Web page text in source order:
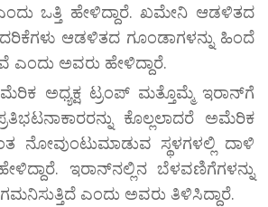
ಒತ್ತಿ ಹೇಳಿದ್ದಾರೆ. ಖಮೇನಿ ಆಡಳಿತದ
ಆಡಳಿತದ ಗೂಂಡಾಗಳನ್ನು ಹಿಂದೆ
ಅವರು ಹೇಳಿದ್ದಾರೆ.
ಅಧ್ಯಕ್ಷ ಟ್ರಂಪ್ ಮತ್ತೊಮ್ಮೆ ಇರಾನ್‌ಗೆ
ಕೊಲ್ಲಲಾದರೆ ಅಮೆರಿಕ
ನೋವುಂಟುಮಾಡುವ ಸ್ಥಳಗಳಲ್ಲಿ ದಾಳಿ
ಇರಾನ್‌ನಲ್ಲಿನ ಬೆಳವಣಿಗೆಗಳನ್ನು
ಎಂದು ಅವರು ತಿಳಿಸಿದ್ದಾರೆ.